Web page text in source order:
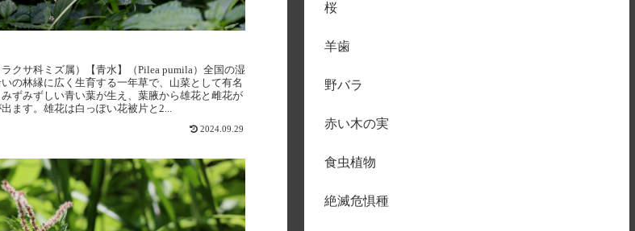
クサ科ミズ属）【青水】（Pilea pumila）全国の湿
の林縁に広く生育する一年草で、山菜として有名
ずみずしい青い葉が生え、葉腋から雄花と雌花が
ます。雄花は白っぽい花被片と2...
2024.09.29
桜
羊歯
野バラ
赤い木の実
食虫植物
絶滅危惧種